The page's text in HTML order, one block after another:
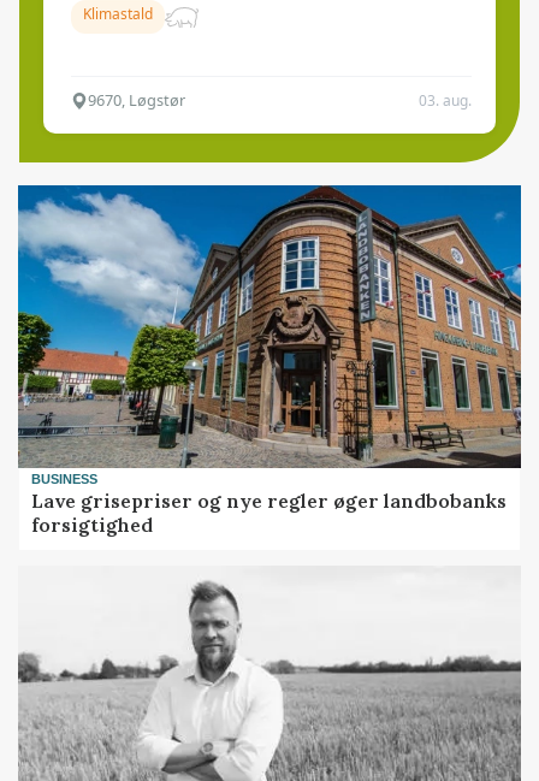
Klimastald
9670, Løgstør 03. aug.
BUSINESS
Lave grisepriser og nye regler øger landbobanks
forsigtighed